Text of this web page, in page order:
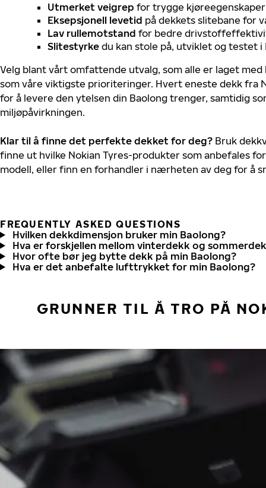
Utmerket veigrep for trygge
Eksepsjonell levetid på dekkets slitebane for
Lav rullemotstand for bedre
Slitestyrke du kan stole på, utviklet og testet i
Velg blant vårt omfattende utvalg, som alle er laget
som våre viktigste prioriteringer. Hvert eneste dekk fra
for å levere den ytelsen din Baolong trenger, samtidig
miljøpåvirkningen.
Klar til å finne det perfekte dekket for deg? Bruk
finne ut hvilke Nokian Tyres-produkter som anbefales
modell, eller finn en forhandler i nærheten av deg for å
FREQUENTLY ASKED QUESTIONS
Hvilken dekkdimensjon bruker min Baolong?
Hva er forskjellen mellom vinterdekk og
Hvor ofte bør jeg bytte dekk på min Baolong?
Hva er det anbefalte lufttrykket for min Baolong?
GRUNNER TIL Å TRO PÅ